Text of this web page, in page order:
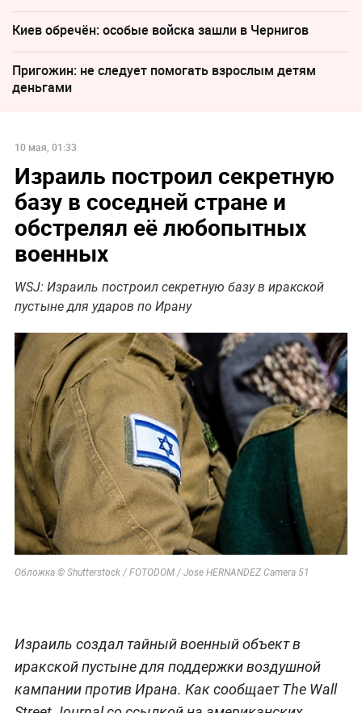
Киев обречён: особые войска зашли в Чернигов
Пригожин: не следует помогать взрослым детям
деньгами
10 мая, 01:33
Израиль построил секретную
базу в соседней стране и
обстрелял её любопытных
военных
WSJ: Израиль построил секретную базу в иракской
пустыне для ударов по Ирану
Обложка © Shutterstock / FOTODOM / Jose HERNANDEZ Camera 51
Израиль создал тайный военный объект в
иракской пустыне для поддержки воздушной
кампании против Ирана. Как сообщает The Wall